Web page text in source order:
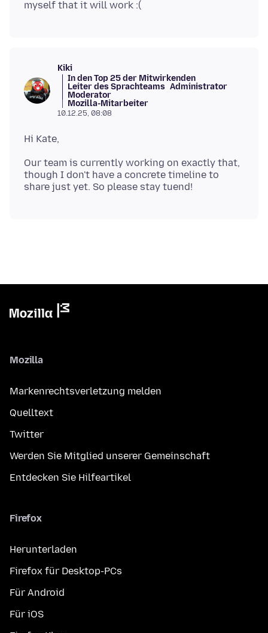
Kiki
In den Top 25 der Mitwirkenden
Leiter des Sprachteams Administrator
Moderator
Mozilla-Mitarbeiter
10.12.25, 08:08
Our team is currently working on exactly that,
though I don't have a concrete timeline to
Mozilla
Markenrechtsverletzung melden
Quelltext
Twitter
Werden Sie Mitglied unserer Gemeinschaft
Entdecken Sie Hilfeartikel
Firefox
Herunterladen
Firefox für Desktop-PCs
Für Android
Für iOS